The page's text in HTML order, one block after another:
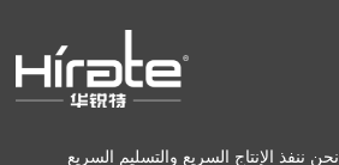
نحن ننفذ الإنتاج السريع والتسليم السريع